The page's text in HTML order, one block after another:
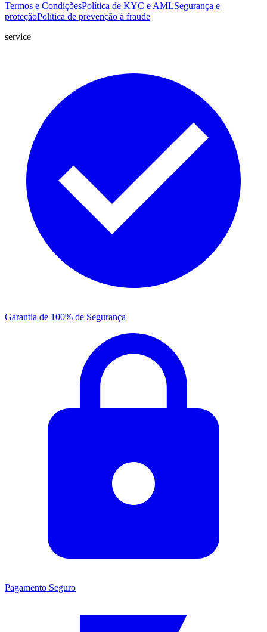
Termos e CondiçõesPolítica de KYC e AMLSegurança e
proteçãoPolítica de prevenção à fraude
service
Garantia de 100% de Segurança
Pagamento Seguro